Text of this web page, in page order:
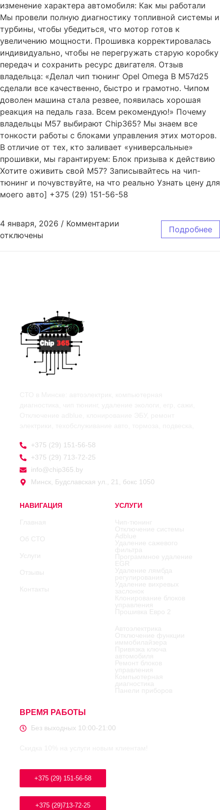
изменение характера автомобиля: Как мы работали
Мы провели полную диагностику топливной системы и
турбины, чтобы убедиться, что мотор готов к
увеличению мощности. Прошивка корректировалась
индивидуально, чтобы не перегружать старую коробку
передач и сохранить ресурс двигателя. Отзыв
владельца: «Делал чип тюнинг Opel Omega B M57d25
сделали все качественно, быстро и грамотно. Чипом
доволен машина стала резвее, появилась хорошая
реакция на педаль газа. Всем рекомендую!» Почему
владельцы M57 выбирают Chip365? Мы знаем все
тонкости работы с блоками управления этих моторов.
В отличие от тех, кто заливает «универсальные»
прошивки, мы гарантируем: Блок призыва к действию
Хотите оживить свой M57? Записывайтесь на чип-
тюнинг и почувствуйте, на что реально Узнать цену для
моего авто] +375 (29) 151-56-58
4 января, 2026 / Комментарии
отключены
Подробнее
+375 (29) 151-56-58
+375 (29) 713-72-25
info@chip365.by
Минск, Будславская ул., 21, бокс 1050
НАВИГАЦИЯ
Главная
Об СТО
Услуги
Отзывы
Контакты
УСЛУГИ
Чип-тюнинг
Отключение системы
Adblue
Удаление сажевого
фильтра
Программное удаление
EGR
Удаление лямбда
регулирования
Удаление вихревых
заслонок
Клонирование блоков
управления
Прошивка Евро 2
Автоэлектрика
Отключение функции
иммобилайзера
Привязка ключа
автомобиля
Ремонт блоков
управления
Компьютерная
диагностика
Панели приборов
ВРЕМЯ РАБОТЫ
Без выходных 10:00-21:00
+375 (29) 151-56-58
+375 (29)713-72-25